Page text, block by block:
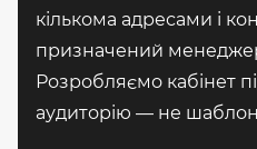
кількома адресами і
призначений
Розробляємо кабінет
аудиторію — не